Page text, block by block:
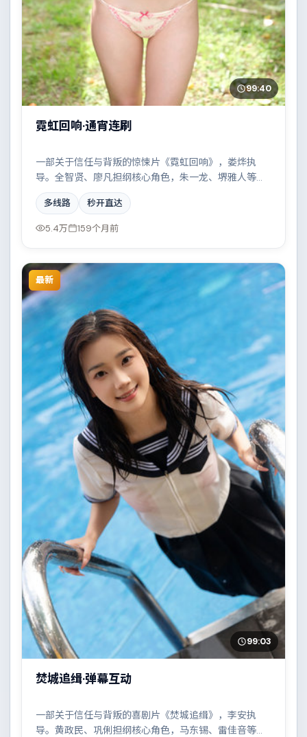
99:40
霓虹回响·通宵连刷
一部关于信任与背叛的惊悚片《霓虹回响》，娄烨执
导。全智贤、廖凡担纲核心角色，朱一龙、堺雅人等实
力加盟，取景与班底多来自泰国。雨夜、旧楼与一封未
寄出的信构成叙事起点。结尾留白耐人寻味。
多线路 秒开直达
5.4万 159个月前
最新
99:03
焚城追缉·弹幕互动
一部关于信任与背叛的喜剧片《焚城追缉》，李安执
导。黄政民、巩俐担纲核心角色，马东锡、雷佳音等实